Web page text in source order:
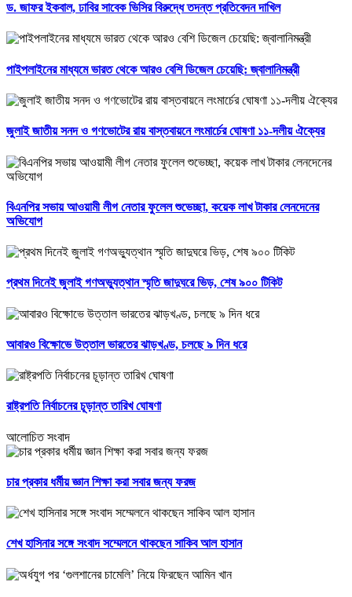
ড. জাফর ইকবাল, ঢাবির সাবেক ভিসির বিরুদ্ধে তদন্ত প্রতিবেদন দাখিল
পাইপলাইনের মাধ্যমে ভারত থেকে আরও বেশি ডিজেল চেয়েছি: জ্বালানিমন্ত্রী
জুলাই জাতীয় সনদ ও গণভোটের রায় বাস্তবায়নে লংমার্চের ঘোষণা ১১-দলীয় ঐক্যের
বিএনপির সভায় আওয়ামী লীগ নেতার ফুলেল শুভেচ্ছা, কয়েক লাখ টাকার লেনদেনের
অভিযোগ
প্রথম দিনেই জুলাই গণঅভ্যুত্থান স্মৃতি জাদুঘরে ভিড়, শেষ ৯০০ টিকিট
আবারও বিক্ষোভে উত্তাল ভারতের ঝাড়খণ্ড, চলছে ৯ দিন ধরে
রাষ্ট্রপতি নির্বাচনের চূড়ান্ত তারিখ ঘোষণা
আলোচিত সংবাদ
চার প্রকার ধর্মীয় জ্ঞান শিক্ষা করা সবার জন্য ফরজ
শেখ হাসিনার সঙ্গে সংবাদ সম্মেলনে থাকছেন সাকিব আল হাসান